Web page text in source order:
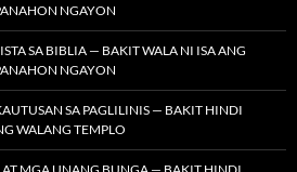
NGAYON
SA BIBLIA — BAKIT WALA NI ISA ANG
NGAYON
SA PAGLILINIS — BAKIT HINDI
WALANG TEMPLO